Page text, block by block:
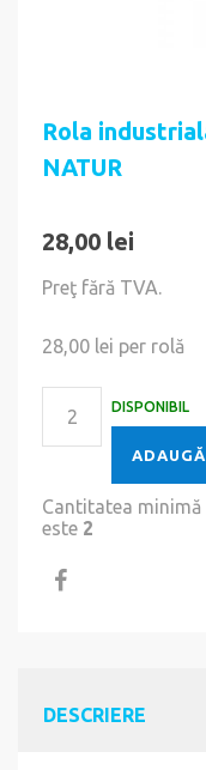
Rola
NATUR
28,00 lei
Preţ fără TVA.
28,00 lei per rolă
DISPONIBIL
Cantitatea
este 2
DESCRIERE